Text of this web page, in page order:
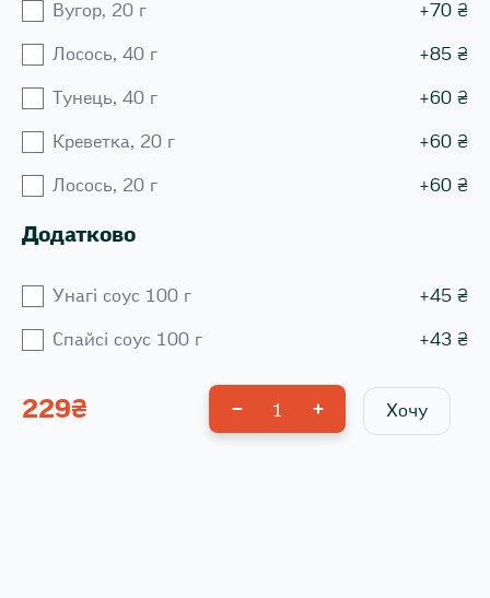
Вугор, 20 г +70 ₴
Лосось, 40 г +85 ₴
Тунець, 40 г +60 ₴
Креветка, 20 г +60 ₴
Лосось, 20 г +60 ₴
Додатково
Унагі соус 100 г +45 ₴
Спайсі соус 100 г +43 ₴
229₴ 1 Хочу